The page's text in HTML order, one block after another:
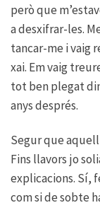
però que
a desxifrar-les.
tancar-me i vaig
xai. Em vaig
tot ben plegat
anys després.
Segur que
Fins llavors jo
explicacions. Sí,
com si de sobte